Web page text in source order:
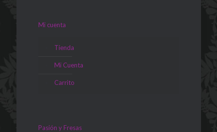
Mi cuenta
Tienda
Mi Cuenta
Carrito
Pasión y Fresas